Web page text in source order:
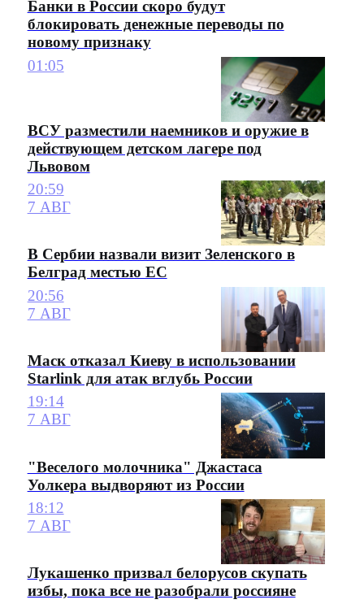
Банки в России скоро будут
блокировать денежные переводы по
новому признаку
01:05
ВСУ разместили наемников и оружие в
действующем детском лагере под
Львовом
20:59
7 АВГ
В Сербии назвали визит Зеленского в
Белград местью ЕС
20:56
7 АВГ
Маск отказал Киеву в использовании
Starlink для атак вглубь России
19:14
7 АВГ
"Веселого молочника" Джастаса
Уолкера выдворяют из России
18:12
7 АВГ
Лукашенко призвал белорусов скупать
избы, пока все не разобрали россияне